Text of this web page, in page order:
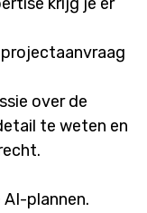
projectaanvraag
over de
te weten en
AI-plannen.